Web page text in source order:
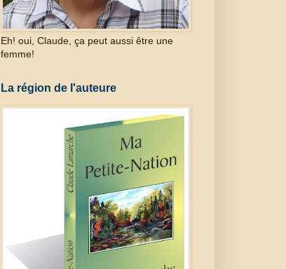
Eh! oui, Claude, ça peut aussi être une
femme!
La région de l'auteure